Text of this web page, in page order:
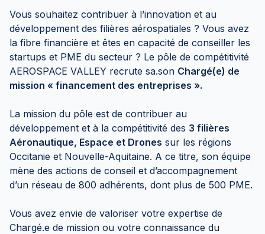
Vous souhaitez contribuer à l’innovation et au
développement des filières aérospatiales ? Vous avez
la fibre financière et êtes en capacité de conseiller les
startups et PME du secteur ? Le pôle de compétitivité
AEROSPACE VALLEY recrute sa.son Chargé(e) de
mission « financement des entreprises ».
La mission du pôle est de contribuer au
développement et à la compétitivité des 3 filières
Aéronautique, Espace et Drones sur les régions
Occitanie et Nouvelle-Aquitaine. A ce titre, son équipe
mène des actions de conseil et d’accompagnement
d’un réseau de 800 adhérents, dont plus de 500 PME.
Vous avez envie de valoriser votre expertise de
Chargé.e de mission ou votre connaissance du